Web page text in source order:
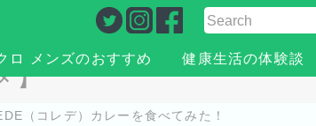
ロ メンズのおすすめ 健康生活の体験談
】
（コレデ）カレーを食べてみた！